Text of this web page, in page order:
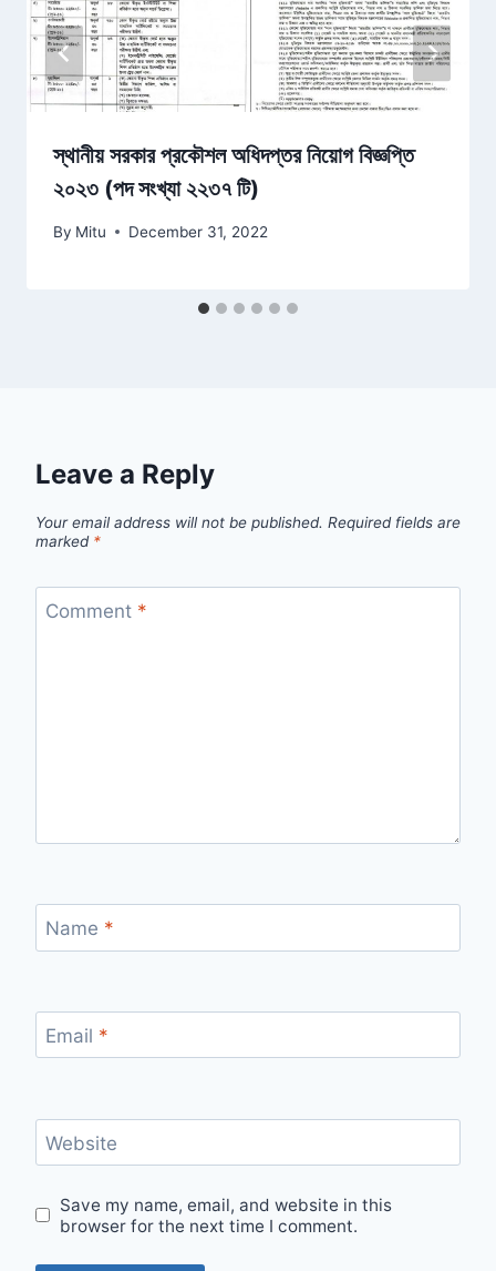
স্থানীয় সরকার প্রকৌশল অধিদপ্তর নিয়োগ বিজ্ঞপ্তি
২০২৩ (পদ সংখ্যা ২২৩৭ টি)
By Mitu December 31, 2022
Leave a Reply
Your email address will not be published. Required fields are
marked *
Comment *
Name *
Email *
Website
Save my name, email, and website in this
browser for the next time I comment.